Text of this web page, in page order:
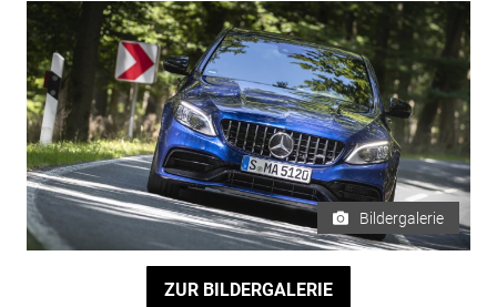
Bildergalerie
ZUR BILDERGALERIE